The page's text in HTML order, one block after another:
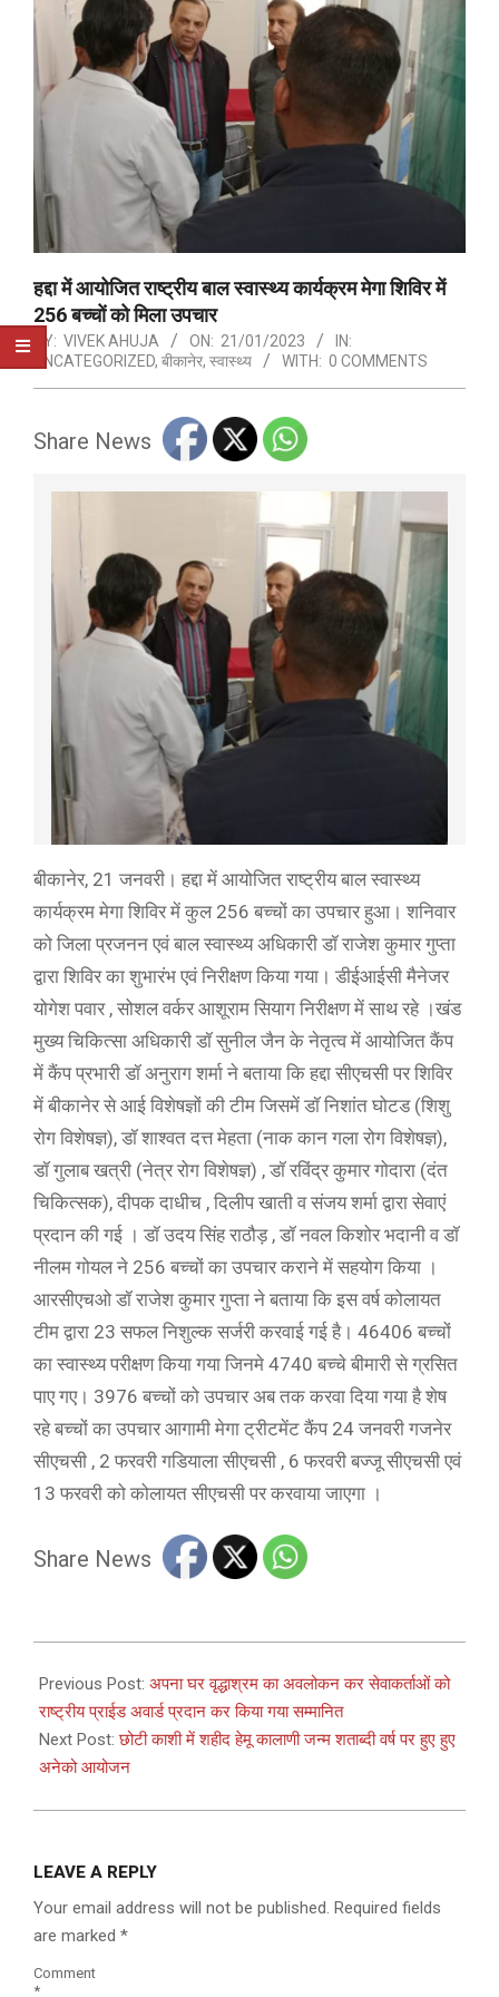
हद्दा में आयोजित राष्ट्रीय बाल स्वास्थ्य कार्यक्रम मेगा शिविर में
256 बच्चों को मिला उपचार
BY: VIVEK AHUJA ON: 21/01/2023
IN:
UNCATEGORIZED, बीकानेर, स्वास्थ्य WITH: 0 COMMENTS
Share News
बीकानेर, 21 जनवरी। हद्दा में आयोजित राष्ट्रीय बाल स्वास्थ्य
कार्यक्रम मेगा शिविर में कुल 256 बच्चों का उपचार हुआ। शनिवार
को जिला प्रजनन एवं बाल स्वास्थ्य अधिकारी डॉ राजेश कुमार गुप्ता
द्वारा शिविर का शुभारंभ एवं निरीक्षण किया गया। डीईआईसी मैनेजर
योगेश पवार , सोशल वर्कर आशूराम सियाग निरीक्षण में साथ रहे ।खंड
मुख्य चिकित्सा अधिकारी डॉ सुनील जैन के नेतृत्व में आयोजित कैंप
में कैंप प्रभारी डॉ अनुराग शर्मा ने बताया कि हद्दा सीएचसी पर शिविर
में बीकानेर से आई विशेषज्ञों की टीम जिसमें डॉ निशांत घोटड (शिशु
रोग विशेषज्ञ), डॉ शाश्वत दत्त मेहता (नाक कान गला रोग विशेषज्ञ),
डॉ गुलाब खत्री (नेत्र रोग विशेषज्ञ) , डॉ रविंद्र कुमार गोदारा (दंत
चिकित्सक), दीपक दाधीच , दिलीप खाती व संजय शर्मा द्वारा सेवाएं
प्रदान की गई । डॉ उदय सिंह राठौड़ , डॉ नवल किशोर भदानी व डॉ
नीलम गोयल ने 256 बच्चों का उपचार कराने में सहयोग किया ।
आरसीएचओ डॉ राजेश कुमार गुप्ता ने बताया कि इस वर्ष कोलायत
टीम द्वारा 23 सफल निशुल्क सर्जरी करवाई गई है। 46406 बच्चों
का स्वास्थ्य परीक्षण किया गया जिनमे 4740 बच्चे बीमारी से ग्रसित
पाए गए। 3976 बच्चों को उपचार अब तक करवा दिया गया है शेष
रहे बच्चों का उपचार आगामी मेगा ट्रीटमेंट कैंप 24 जनवरी गजनेर
सीएचसी , 2 फरवरी गडियाला सीएचसी , 6 फरवरी बज्जू सीएचसी एवं
13 फरवरी को कोलायत सीएचसी पर करवाया जाएगा ।
Share News
01-
21
Previous Post: अपना घर वृद्धाश्रम का अवलोकन कर सेवाकर्ताओं को
राष्ट्रीय प्राईड अवार्ड प्रदान कर किया गया सम्मानित
Next Post:छोटी काशी में शहीद हेमू कालाणी जन्म शताब्दी वर्ष पर हुए हुए
अनेको आयोजन
LEAVE A REPLY
Your email address will not be published. Required fields
are marked *
Comment
*